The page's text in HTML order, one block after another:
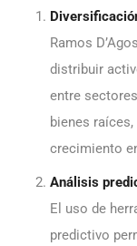
Ramos
distribuir
entre
bienes
crecimiento
Análisis
El uso de
predictivo